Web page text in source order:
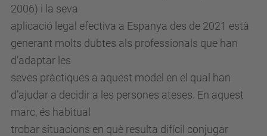
e
d
u
/
c
a
/
a
2006) i la seva
aplicació legal efectiva a Espanya des de 2021 està
generant molts dubtes als professionals que han
d’adaptar les
seves pràctiques a aquest model en el qual han
d’ajudar a decidir a les persones ateses. En aquest
marc, és habitual
trobar situacions en què resulta difícil conjugar